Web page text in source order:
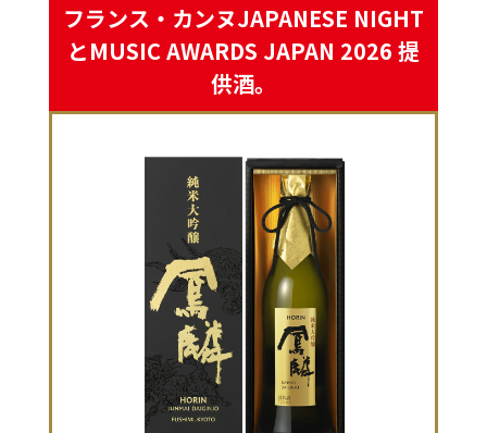
フランス・カンヌJAPANESE NIGHT
とMUSIC AWARDS JAPAN 2026 提
供酒。